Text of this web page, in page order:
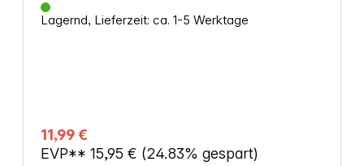
Lagernd, Lieferzeit: ca. 1-5 Werktage
11,99 €
EVP** 15,95 € (24.83% gespart)